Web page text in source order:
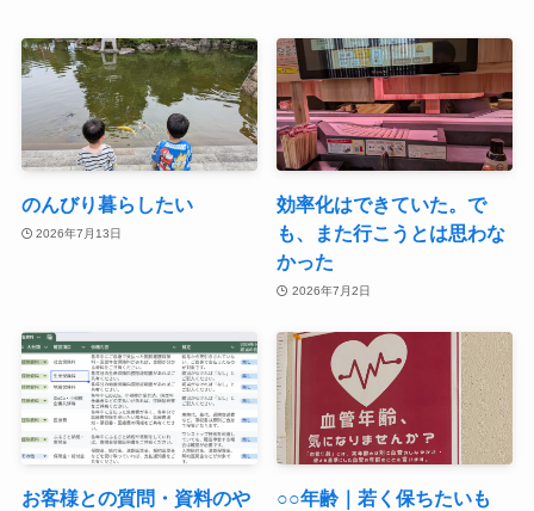
のんびり暮らしたい
2026年7月13日
効率化はできていた。で
も、また行こうとは思わな
かった
2026年7月2日
お客様との質問・資料のや
○○年齢｜若く保ちたいも